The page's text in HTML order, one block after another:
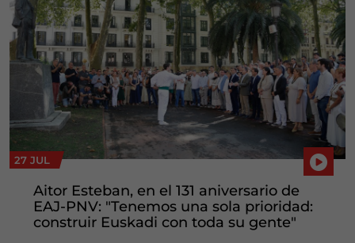
27 JUL
Aitor Esteban, en el 131 aniversario de
EAJ-PNV: "Tenemos una sola prioridad:
construir Euskadi con toda su gente"